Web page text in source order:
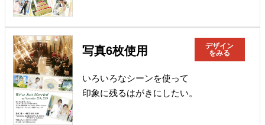
写真6枚使用
デザイン
をみる
いろいろなシーンを使って
印象に残るはがきにしたい。